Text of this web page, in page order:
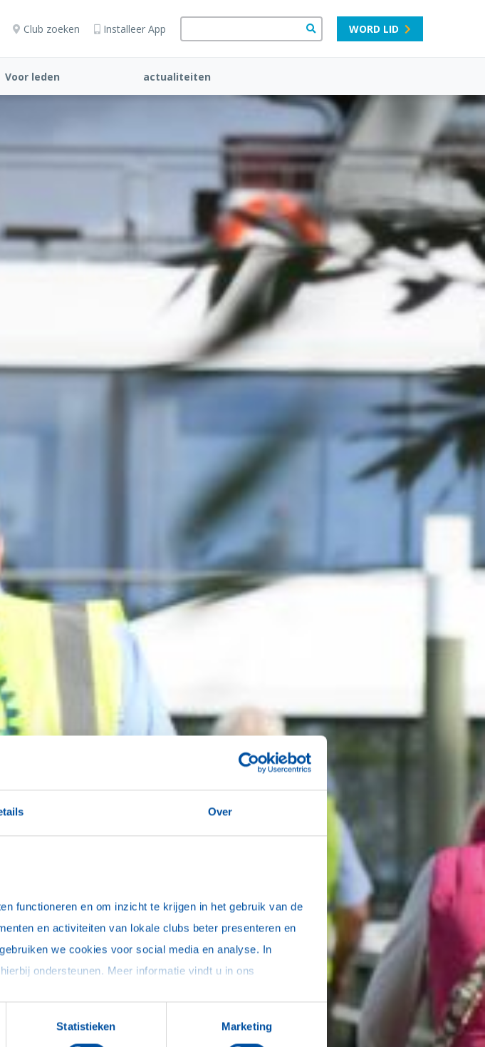
Over
functioneren en om inzicht te krijgen in het gebruik van de
en activiteiten van lokale clubs beter presenteren en
we cookies voor social media en analyse. In
Statistieken Marketing
Club zoeken Installeer App WORD LID
Voor leden actualiteiten